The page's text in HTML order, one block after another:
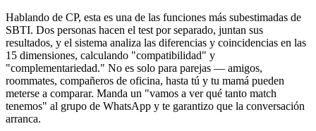
Hablando de CP, esta es una de las funciones más subestimadas de
SBTI. Dos personas hacen el test por separado, juntan sus
resultados, y el sistema analiza las diferencias y coincidencias en las
15 dimensiones, calculando "compatibilidad" y
"complementariedad." No es solo para parejas — amigos,
roommates, compañeros de oficina, hasta tú y tu mamá pueden
meterse a comparar. Manda un "vamos a ver qué tanto match
tenemos" al grupo de WhatsApp y te garantizo que la conversación
arranca.